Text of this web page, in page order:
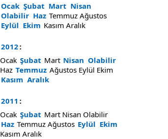
Ocak Şubat Mart Nisan
Olabilir Haz Temmuz Ağustos
Eylül Ekim Kasım Aralık
2012 :
Ocak Şubat Mart Nisan Olabilir
Haz Temmuz Ağustos Eylül Ekim
Kasım Aralık
2011 :
Ocak Şubat Mart Nisan Olabilir
Haz Temmuz Ağustos Eylül Ekim
Kasım Aralık